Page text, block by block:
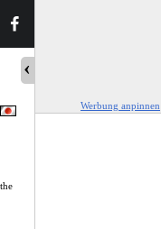
Werbung anpinnen